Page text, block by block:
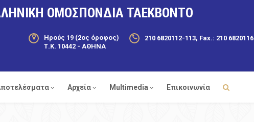
ΟΜΟΣΠΟΝΔΙΑ ΤΑΕΚΒΟΝΤΟ
Ηρούς 19 (2ος όροφος)
Τ.Κ. 10442 - ΑΘΗΝΑ
210 6820112-113, Fax.: 210 6820116
Αρχεία Multimedia Επικοινωνία